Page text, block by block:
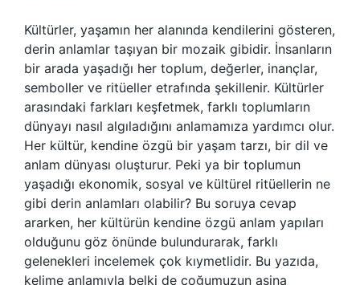
Kültürler, yaşamın her alanında kendilerini gösteren,
derin anlamlar taşıyan bir mozaik gibidir. İnsanların
bir arada yaşadığı her toplum, değerler, inançlar,
semboller ve ritüeller etrafında şekillenir. Kültürler
arasındaki farkları keşfetmek, farklı toplumların
dünyayı nasıl algıladığını anlamamıza yardımcı olur.
Her kültür, kendine özgü bir yaşam tarzı, bir dil ve
anlam dünyası oluşturur. Peki ya bir toplumun
yaşadığı ekonomik, sosyal ve kültürel ritüellerin ne
gibi derin anlamları olabilir? Bu soruya cevap
ararken, her kültürün kendine özgü anlam yapıları
olduğunu göz önünde bulundurarak, farklı
gelenekleri incelemek çok kıymetlidir. Bu yazıda,
kelime anlamıyla belki de çoğumuzun aşina